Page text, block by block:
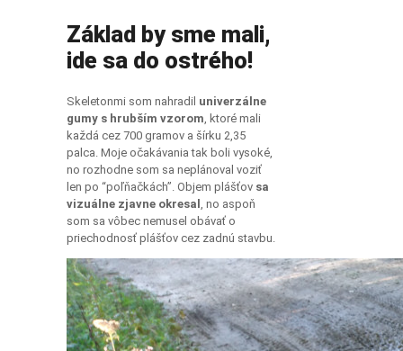
Základ by sme mali,
ide sa do ostrého!
Skeletonmi som nahradil univerzálne
gumy s hrubším vzorom, ktoré mali
každá cez 700 gramov a šírku 2,35
palca. Moje očakávania tak boli vysoké,
no rozhodne som sa neplánoval voziť
len po “poľňačkách”. Objem plášťov sa
vizuálne zjavne okresal , no aspoň
som sa vôbec nemusel obávať o
priechodnosť plášťov cez zadnú stavbu.